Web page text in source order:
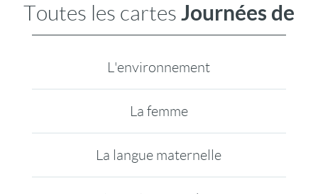
Toutes les cartes Journées de
L'environnement
La femme
La langue maternelle